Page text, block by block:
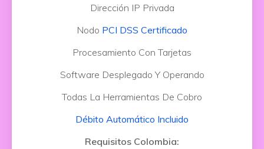
Dirección IP Privada
Nodo PCI DSS Certificado
Procesamiento Con Tarjetas
Software Desplegado Y Operando
Todas La Herramientas De Cobro
Débito Automático Incluido
Requisitos Colombia: